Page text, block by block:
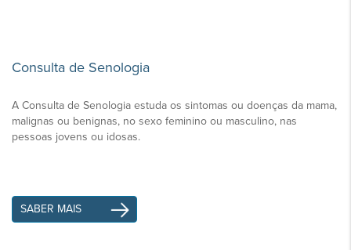
Consulta de Senologia
A Consulta de Senologia estuda os sintomas ou doenças da mama,
malignas ou benignas, no sexo feminino ou masculino, nas
pessoas jovens ou idosas.
SABER MAIS